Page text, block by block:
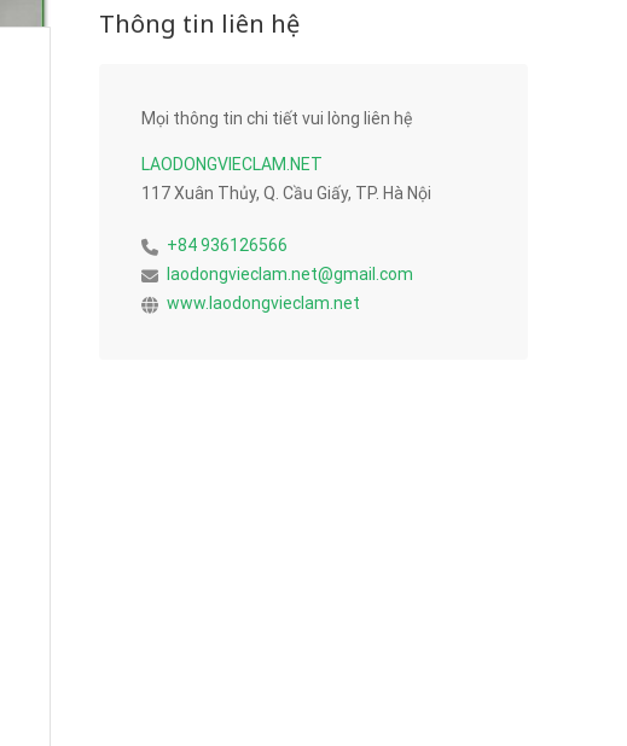
Thông tin liên hệ
Mọi thông tin chi tiết vui lòng liên hệ
LAODONGVIECLAM.NET
117 Xuân Thủy, Q. Cầu Giấy, TP. Hà Nội
+84 936126566
laodongvieclam.net@gmail.com
www.laodongvieclam.net